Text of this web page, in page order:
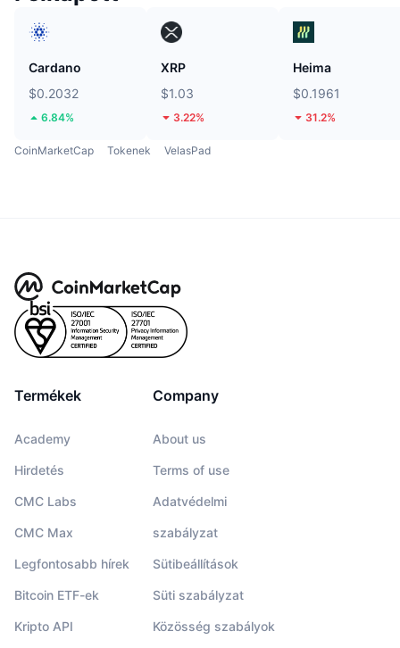
Cardano
$0.2032
6.84%
XRP
$1.03
3.22%
Heima
$0.1961
31.2%
CoinMarketCap Tokenek VelasPad
Termékek
Academy
Hirdetés
CMC Labs
CMC Max
Legfontosabb hírek
Bitcoin ETF-ek
Kripto API
Company
About us
Terms of use
Adatvédelmi
szabályzat
Sütibeállítások
Süti szabályzat
Közösség szabályok